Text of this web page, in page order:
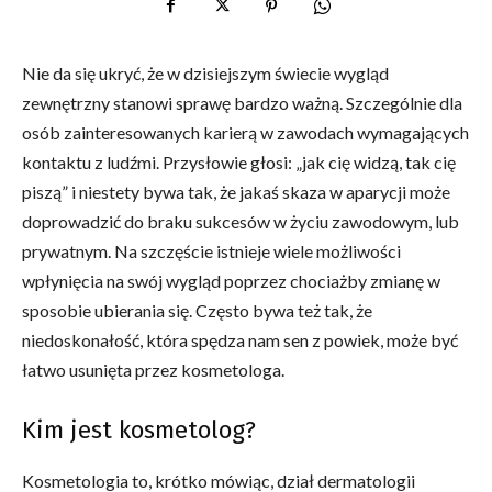
Nie da się ukryć, że w dzisiejszym świecie wygląd
zewnętrzny stanowi sprawę bardzo ważną. Szczególnie dla
osób zainteresowanych karierą w zawodach wymagających
kontaktu z ludźmi. Przysłowie głosi: „jak cię widzą, tak cię
piszą” i niestety bywa tak, że jakaś skaza w aparycji może
doprowadzić do braku sukcesów w życiu zawodowym, lub
prywatnym. Na szczęście istnieje wiele możliwości
wpłynięcia na swój wygląd poprzez chociażby zmianę w
sposobie ubierania się. Często bywa też tak, że
niedoskonałość, która spędza nam sen z powiek, może być
łatwo usunięta przez kosmetologa.
Kim jest kosmetolog?
Kosmetologia to, krótko mówiąc, dział dermatologii